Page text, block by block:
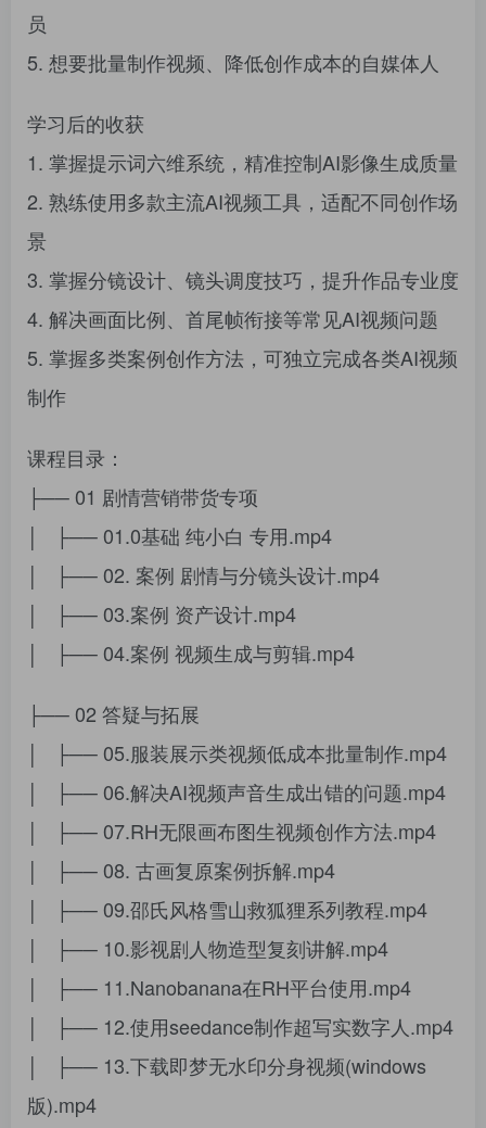
员
5. 想要批量制作视频、降低创作成本的自媒体人
学习后的收获
1. 掌握提示词六维系统，精准控制AI影像生成质量
2. 熟练使用多款主流AI视频工具，适配不同创作场
景
3. 掌握分镜设计、镜头调度技巧，提升作品专业度
4. 解决画面比例、首尾帧衔接等常见AI视频问题
5. 掌握多类案例创作方法，可独立完成各类AI视频
制作
课程目录：
├── 01 剧情营销带货专项
│ ├── 01.0基础 纯小白 专用.mp4
│ ├── 02. 案例 剧情与分镜头设计.mp4
│ ├── 03.案例 资产设计.mp4
│ ├── 04.案例 视频生成与剪辑.mp4
├── 02 答疑与拓展
│ ├── 05.服装展示类视频低成本批量制作.mp4
│ ├── 06.解决AI视频声音生成出错的问题.mp4
│ ├── 07.RH无限画布图生视频创作方法.mp4
│ ├── 08. 古画复原案例拆解.mp4
│ ├── 09.邵氏风格雪山救狐狸系列教程.mp4
│ ├── 10.影视剧人物造型复刻讲解.mp4
│ ├── 11.Nanobanana在RH平台使用.mp4
│ ├── 12.使用seedance制作超写实数字人.mp4
│ ├── 13.下载即梦无水印分身视频(windows
版).mp4